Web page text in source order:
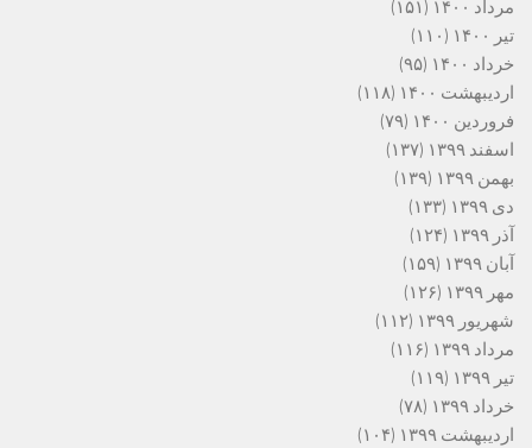
مرداد ۱۴۰۰
(۱۵۱)
تیر ۱۴۰۰
(۱۱۰)
خرداد ۱۴۰۰
(۹۵)
اردیبهشت ۱۴۰۰
(۱۱۸)
فروردین ۱۴۰۰
(۷۹)
اسفند ۱۳۹۹
(۱۳۷)
بهمن ۱۳۹۹
(۱۳۹)
دی ۱۳۹۹
(۱۳۳)
آذر ۱۳۹۹
(۱۲۴)
آبان ۱۳۹۹
(۱۵۹)
مهر ۱۳۹۹
(۱۲۶)
شهریور ۱۳۹۹
(۱۱۲)
مرداد ۱۳۹۹
(۱۱۶)
تیر ۱۳۹۹
(۱۱۹)
خرداد ۱۳۹۹
(۷۸)
اردیبهشت ۱۳۹۹
(۱۰۴)